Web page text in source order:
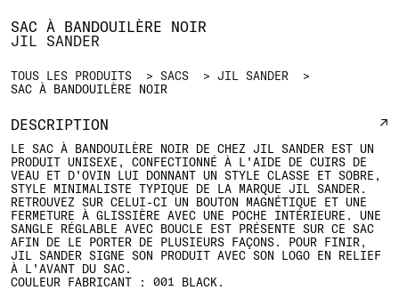
TOUS LES PRODUITS SACS
JIL SANDER
SAC À BANDOUILÈRE NOIR
SAC À BANDOUILÈRE NOIR
JIL SANDER
DESCRIPTION
LE SAC À BANDOUILÈRE NOIR DE CHEZ JIL SANDER EST UN
PRODUIT UNISEXE, CONFECTIONNÉ À L'AIDE DE CUIRS DE
VEAU ET D'OVIN LUI DONNANT UN STYLE CLASSE ET SOBRE,
STYLE MINIMALISTE TYPIQUE DE LA MARQUE JIL SANDER.
RETROUVEZ SUR CELUI-CI UN BOUTON MAGNÉTIQUE ET UNE
FERMETURE À GLISSIÈRE AVEC UNE POCHE INTÉRIEURE. UNE
SANGLE RÉGLABLE AVEC BOUCLE EST PRÉSENTE SUR CE SAC
AFIN DE LE PORTER DE PLUSIEURS FAÇONS. POUR FINIR,
JIL SANDER SIGNE SON PRODUIT AVEC SON LOGO EN RELIEF
À L'AVANT DU SAC.
COULEUR FABRICANT : 001 BLACK.